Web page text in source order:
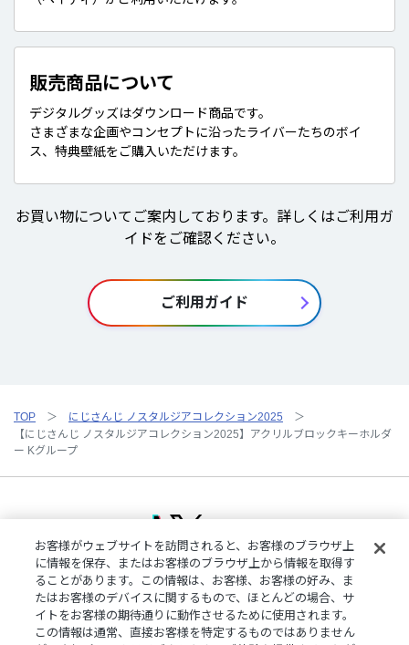
販売商品について
デジタルグッズはダウンロード商品です。
さまざまな企画やコンセプトに沿ったライバーたちのボイ
ス、特典壁紙をご購入いただけます。
お買い物についてご案内しております。詳しくはご利用ガ
イドをご確認ください。
ご利用ガイド
TOP
にじさんじ ノスタルジアコレクション2025
【にじさんじ ノスタルジアコレクション2025】アクリルブロックキーホルダ
ー Kグループ
ご利用規約プライバシーポリシー
特定商取引法に基づく表記
ご利用ガイドよくある質問お問い合わせにじさんじ公式サイト
クッキーの詳細
お客様がウェブサイトを訪問されると、お客様のブラウザ上
に情報を保存、またはお客様のブラウザ上から情報を取得す
ることがあります。この情報は、お客様、お客様の好み、ま
たはお客様のデバイスに関するもので、ほとんどの場合、サ
イトをお客様の期待通りに動作させるために使用されます。
この情報は通常、直接お客様を特定するものではありません